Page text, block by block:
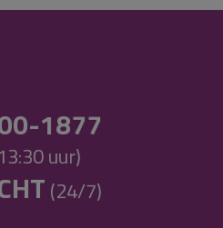
1877
uur)
(24/7)